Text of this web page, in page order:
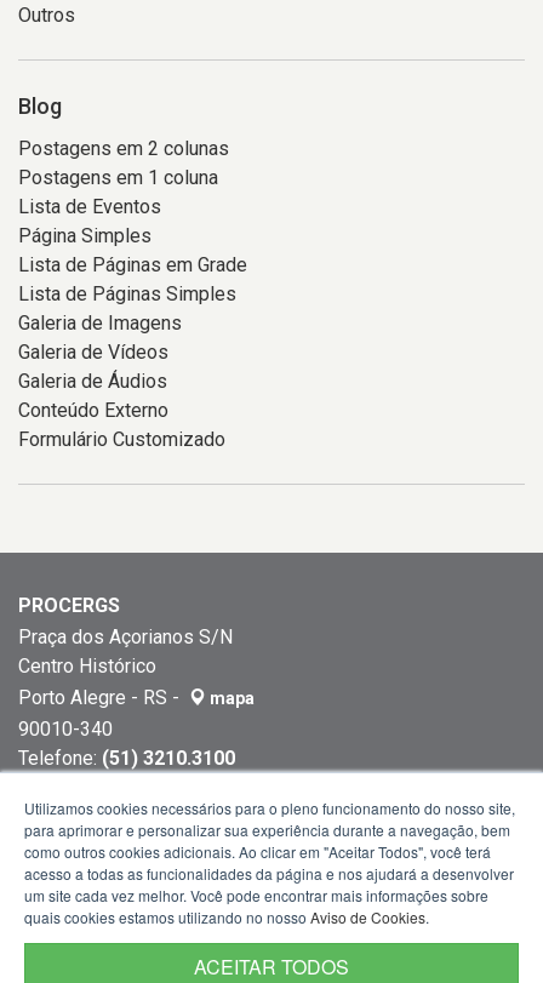
Outros
Blog
Postagens em 2 colunas
Postagens em 1 coluna
Lista de Eventos
Página Simples
Lista de Páginas em Grade
Lista de Páginas Simples
Galeria de Imagens
Galeria de Vídeos
Galeria de Áudios
Conteúdo Externo
Formulário Customizado
PROCERGS
Praça dos Açorianos S/N
Centro Histórico
Porto Alegre - RS -
mapa
90010-340
Telefone: (51) 3210.3100
Utilizamos cookies necessários para o pleno funcionamento do nosso site,
para aprimorar e personalizar sua experiência durante a navegação, bem
como outros cookies adicionais. Ao clicar em "Aceitar Todos", você terá
acesso a todas as funcionalidades da página e nos ajudará a desenvolver
um site cada vez melhor. Você pode encontrar mais informações sobre
quais cookies estamos utilizando no nosso Aviso de Cookies.
ACEITAR TODOS